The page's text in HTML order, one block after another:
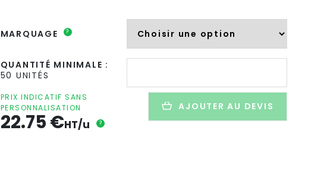
MARQUAGE ?
QUANTITÉ MINIMALE :
50 UNITÉS
quantité
Box
gourmande
promotionnel
PRIX INDICATIF SANS
PERSONNALISATION
22.75€HT/u ?
AJOUTER AU DEVIS